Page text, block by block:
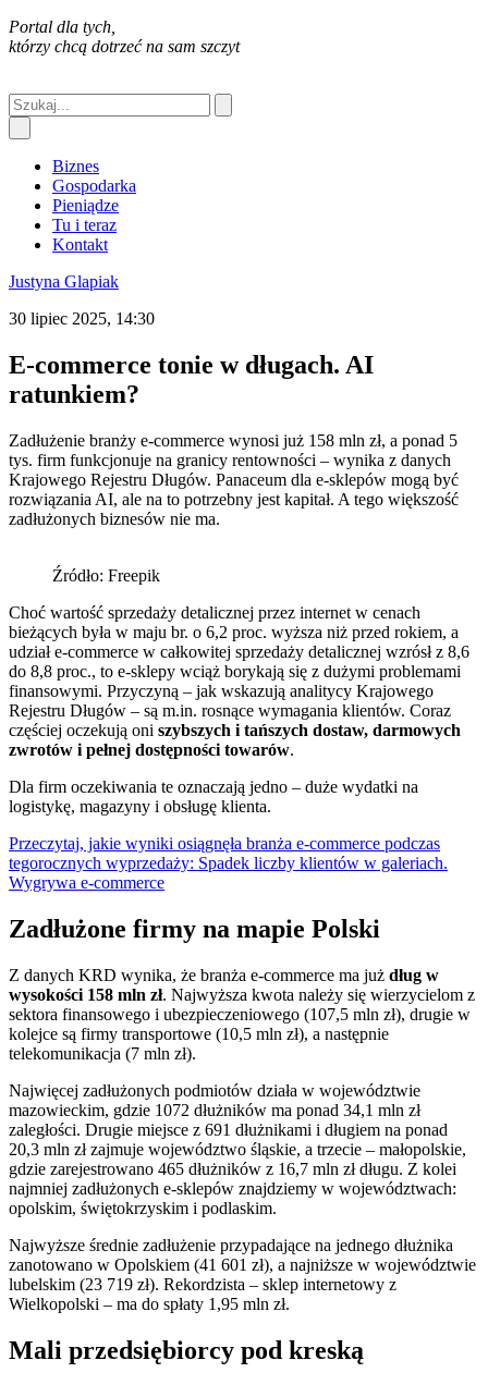
Portal dla tych,
którzy chcą dotrzeć na sam szczyt
Biznes
Gospodarka
Pieniądze
Tu i teraz
Kontakt
Justyna Glapiak
30 lipiec 2025, 14:30
E-commerce tonie w długach. AI
ratunkiem?
Zadłużenie branży e-commerce wynosi już 158 mln zł, a ponad 5
tys. firm funkcjonuje na granicy rentowności – wynika z danych
Krajowego Rejestru Długów. Panaceum dla e-sklepów mogą być
rozwiązania AI, ale na to potrzebny jest kapitał. A tego większość
zadłużonych biznesów nie ma.
Źródło: Freepik
Choć wartość sprzedaży detalicznej przez internet w cenach
bieżących była w maju br. o 6,2 proc. wyższa niż przed rokiem, a
udział e-commerce w całkowitej sprzedaży detalicznej wzrósł z 8,6
do 8,8 proc., to e-sklepy wciąż borykają się z dużymi problemami
finansowymi. Przyczyną – jak wskazują analitycy Krajowego
Rejestru Długów – są m.in. rosnące wymagania klientów. Coraz
częściej oczekują oni szybszych i tańszych dostaw, darmowych
zwrotów i pełnej dostępności towarów.
Dla firm oczekiwania te oznaczają jedno – duże wydatki na
logistykę, magazyny i obsługę klienta.
Przeczytaj, jakie wyniki osiągnęła branża e-commerce podczas
tegorocznych wyprzedaży: Spadek liczby klientów w galeriach.
Wygrywa e-commerce
Zadłużone firmy na mapie Polski
Z danych KRD wynika, że branża e-commerce ma już dług w
wysokości 158 mln zł. Najwyższa kwota należy się wierzycielom z
sektora finansowego i ubezpieczeniowego (107,5 mln zł), drugie w
kolejce są firmy transportowe (10,5 mln zł), a następnie
telekomunikacja (7 mln zł).
Najwięcej zadłużonych podmiotów działa w województwie
mazowieckim, gdzie 1072 dłużników ma ponad 34,1 mln zł
zaległości. Drugie miejsce z 691 dłużnikami i długiem na ponad
20,3 mln zł zajmuje województwo śląskie, a trzecie – małopolskie,
gdzie zarejestrowano 465 dłużników z 16,7 mln zł długu. Z kolei
najmniej zadłużonych e-sklepów znajdziemy w województwach:
opolskim, świętokrzyskim i podlaskim.
Najwyższe średnie zadłużenie przypadające na jednego dłużnika
zanotowano w Opolskiem (41 601 zł), a najniższe w województwie
lubelskim (23 719 zł). Rekordzista – sklep internetowy z
Wielkopolski – ma do spłaty 1,95 mln zł.
Mali przedsiębiorcy pod kreską